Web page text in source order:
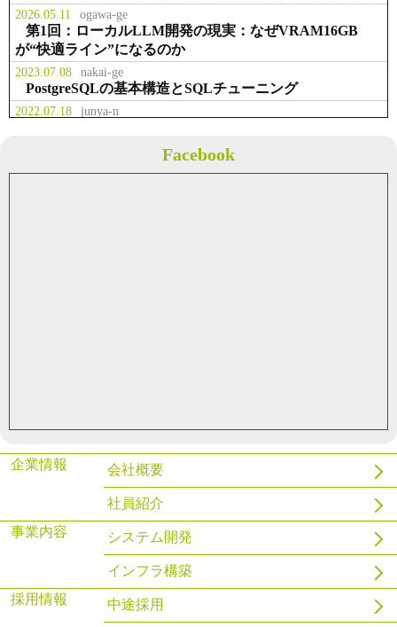
事業 2013.04.01
テクマトリックス株式会社様 お取
引開始
2026.05.11 ogawa-ge
第1回：ローカルLLM開発の現実：なぜVRAM16GB
が“快適ライン”になるのか
2023.07.08 nakai-ge
PostgreSQLの基本構造とSQLチューニング
2022.07.18 junya-n
Facebook
企業情報 会社概要
社員紹介
事業内容
システム開発
インフラ構築
採用情報
中途採用